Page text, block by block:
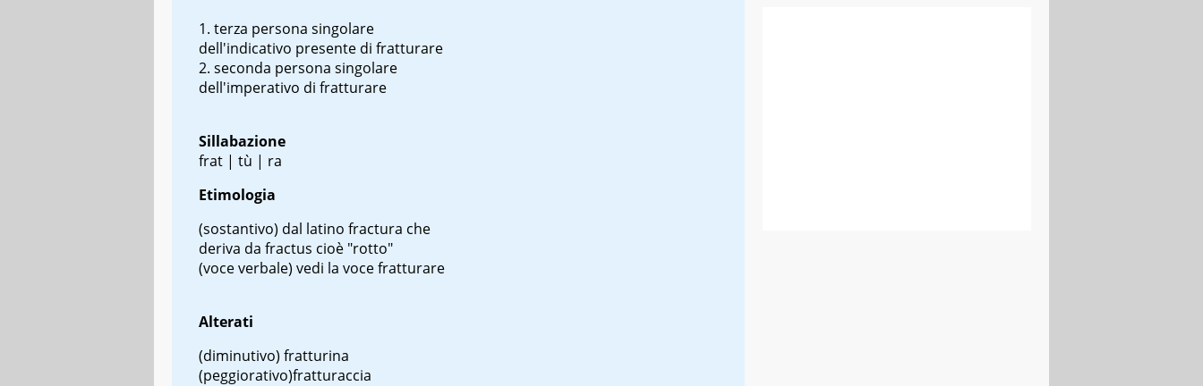
terza persona singolare
dell'indicativo presente di fratturare
seconda persona singolare
dell'imperativo di fratturare
Sillabazione
frat | tù | ra
Etimologia
(sostantivo) dal latino fractura che
deriva da fractus cioè "rotto"
(voce verbale) vedi la voce fratturare
Alterati
(diminutivo) fratturina
(peggiorativo)fratturaccia